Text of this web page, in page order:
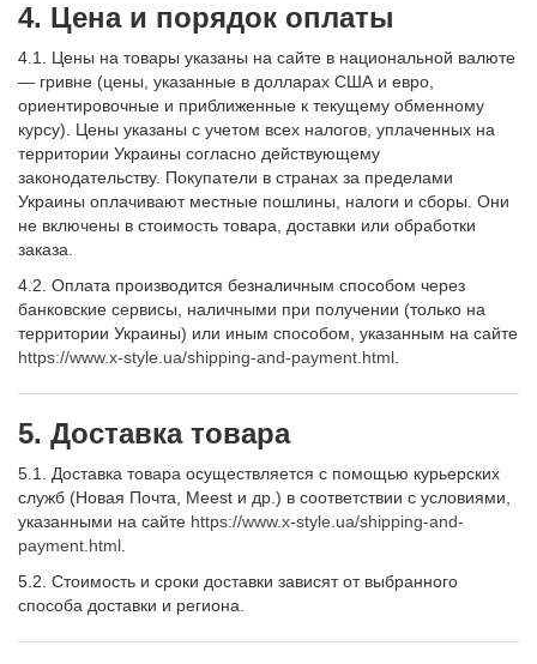
4. Цена и порядок оплаты
4.1. Цены на товары указаны на сайте в национальной валюте
— гривне (цены, указанные в долларах США и евро,
ориентировочные и приближенные к текущему обменному
курсу). Цены указаны с учетом всех налогов, уплаченных на
территории Украины согласно действующему
законодательству. Покупатели в странах за пределами
Украины оплачивают местные пошлины, налоги и сборы. Они
не включены в стоимость товара, доставки или обработки
заказа.
4.2. Оплата производится безналичным способом через
банковские сервисы, наличными при получении (только на
территории Украины) или иным способом, указанным на сайте
https://www.x-style.ua/shipping-and-payment.html.
5. Доставка товара
5.1. Доставка товара осуществляется с помощью курьерских
служб (Новая Почта, Meest и др.) в соответствии с условиями,
указанными на сайте https://www.x-style.ua/shipping-and-
payment.html.
5.2. Стоимость и сроки доставки зависят от выбранного
способа доставки и региона.